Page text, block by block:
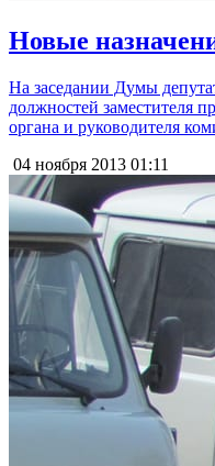
Новые
На заседании Думы
должностей заместителя
органа и руководителя
04 ноября 2013 01:11